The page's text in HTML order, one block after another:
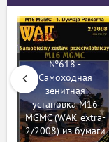
№618 -
Самоходная
зенитная
установка M16
MGMC (WAK extra-
2/2008) из бумаги